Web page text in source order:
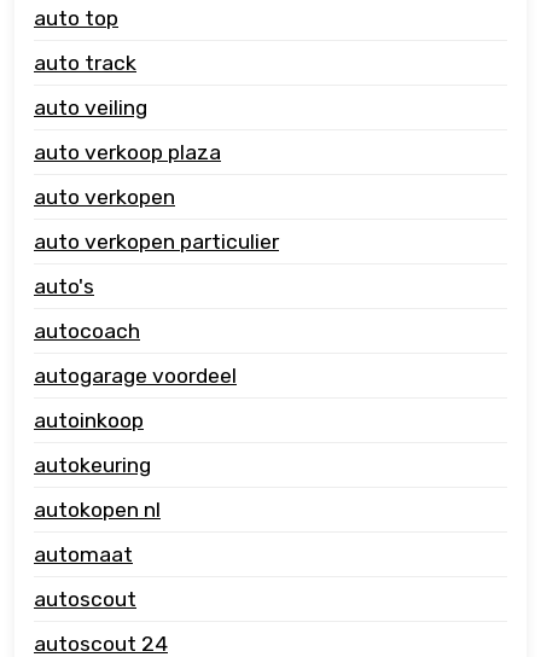
auto top
auto track
auto veiling
auto verkoop plaza
auto verkopen
auto verkopen particulier
auto's
autocoach
autogarage voordeel
autoinkoop
autokeuring
autokopen nl
automaat
autoscout
autoscout 24